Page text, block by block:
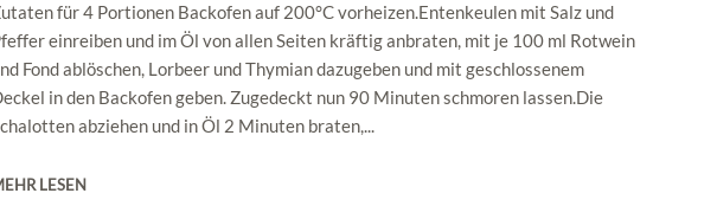
für 4 Portionen Backofen auf 200°C vorheizen.Entenkeulen mit Salz und
einreiben und im Öl von allen Seiten kräftig anbraten, mit je 100 ml Rotwein
Fond ablöschen, Lorbeer und Thymian dazugeben und mit geschlossenem
in den Backofen geben. Zugedeckt nun 90 Minuten schmoren lassen.Die
abziehen und in Öl 2 Minuten braten,...
LESEN